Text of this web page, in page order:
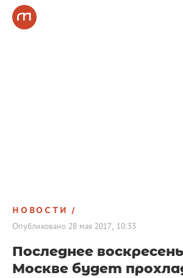
НОВОСТИ
Опубликовано 28 мая 2017, 10:33
Последнее
Москве будет